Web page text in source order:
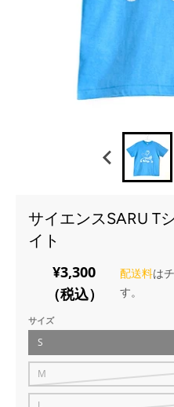
サイエンスSARU T
イト
¥3,300
（税込）
配送料は
す。
サイズ
S
M